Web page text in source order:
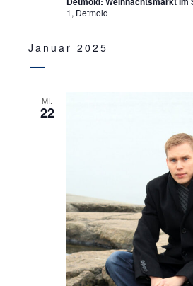
1, Detmold
Januar 2025
MI.
22